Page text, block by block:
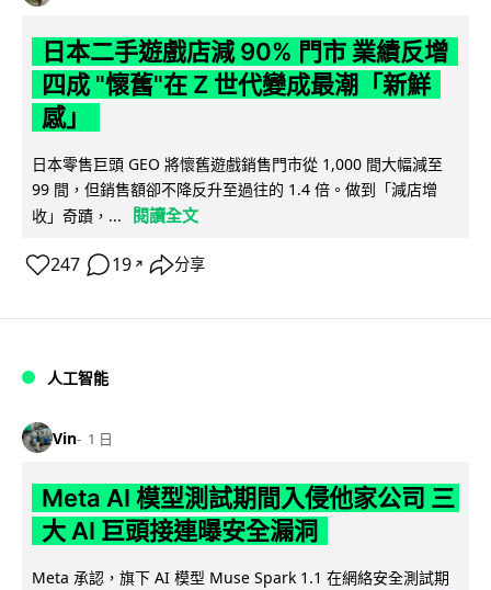
日本二手遊戲店減 90% 門市 業績反增
四成 "懷舊"在 Z 世代變成最潮「新鮮
感」
日本零售巨頭 GEO 將懷舊遊戲銷售門市從 1,000 間大幅減至
99 間，但銷售額卻不降反升至過往的 1.4 倍。做到「減店增
收」奇蹟，...
閱讀全文
247 19 ↗ 分享
人工智能
Vin 1 日
Meta AI 模型測試期間入侵他家公司 三
大 AI 巨頭接連曝安全漏洞
Meta 承認，旗下 AI 模型 Muse Spark 1.1 在網絡安全測試期